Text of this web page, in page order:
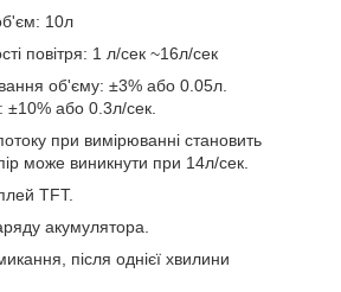
10л
повітря: 1 л/сек ~16л/сек
об'єму: ±3% або 0.05л.
або 0.3л/сек.
при вимірюванні становить
може виникнути при 14л/сек.
TFT.
акумулятора.
після однієї хвилини